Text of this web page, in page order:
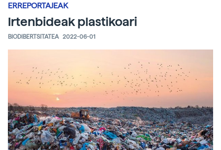
ERREPORTAJEAK
Irtenbideak plastikoari
BIODIBERTSITATEA 2022-06-01